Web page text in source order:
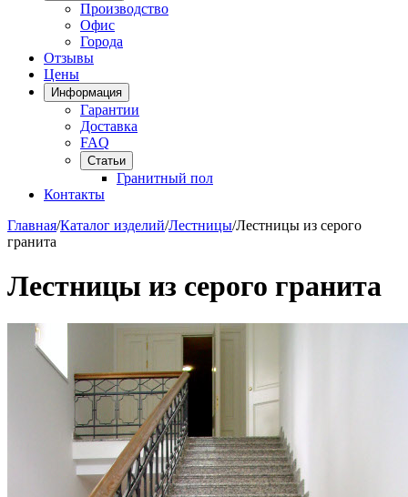
Производство
Офис
Города
Отзывы
Цены
Информация
Гарантии
Доставка
FAQ
Статьи
Гранитный пол
Контакты
Главная/Каталог изделий/Лестницы/Лестницы из серого
гранита
Лестницы из серого гранита